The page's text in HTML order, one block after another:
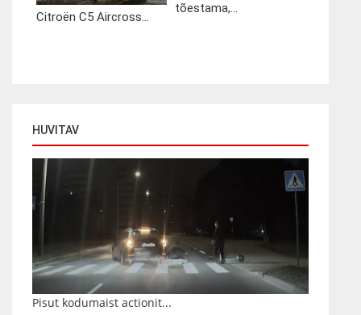
Citroën C5 Aircross...
tõestama,...
HUVITAV
Pisut kodumaist actionit...